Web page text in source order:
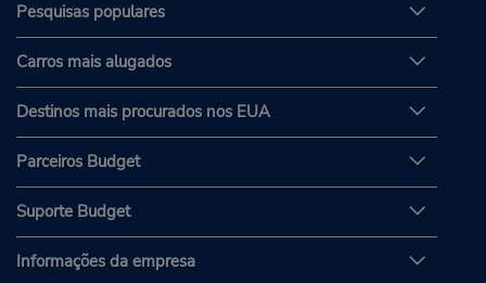
Pesquisas populares
Carros mais alugados
Destinos mais procurados nos EUA
Parceiros Budget
Suporte Budget
Informações da empresa